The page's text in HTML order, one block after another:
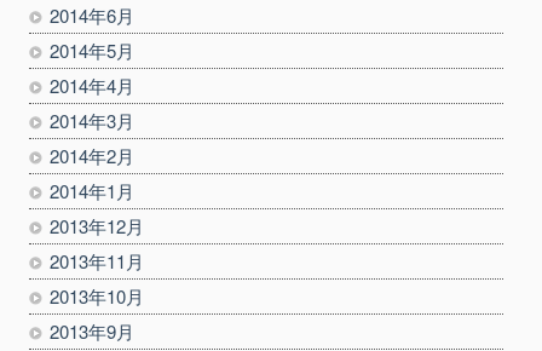
2014年6月
2014年5月
2014年4月
2014年3月
2014年2月
2014年1月
2013年12月
2013年11月
2013年10月
2013年9月